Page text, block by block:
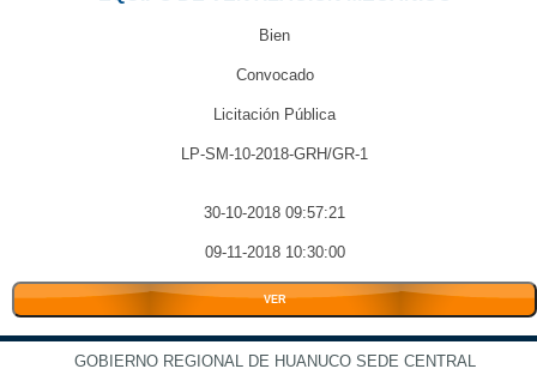
Bien
Convocado
Licitación Pública
LP-SM-10-2018-GRH/GR-1
30-10-2018 09:57:21
09-11-2018 10:30:00
VER
GOBIERNO REGIONAL DE HUANUCO SEDE CENTRAL